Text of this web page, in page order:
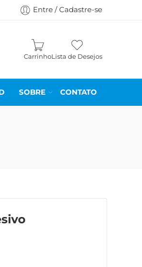
Entre / Cadastre-se
CarrinhoLista de Desejos
SOBRE CONTATO